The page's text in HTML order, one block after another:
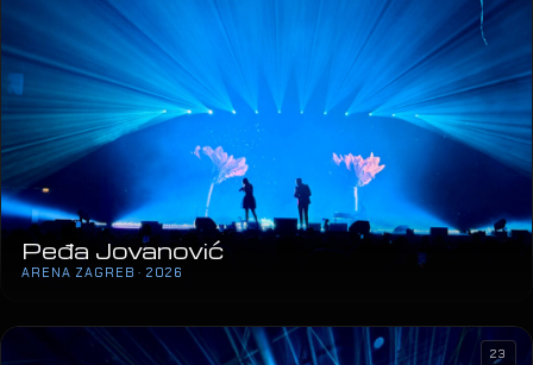
Peđa Jovanović
ARENA ZAGREB · 2026
23